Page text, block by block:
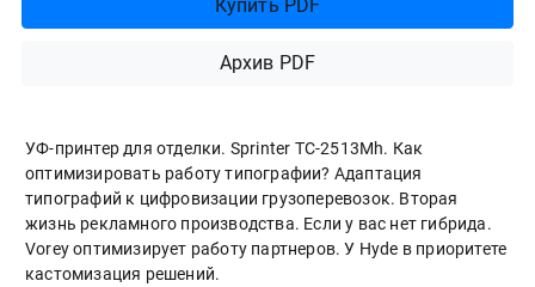
Купить PDF
Архив PDF
УФ-принтер для отделки. Sprinter ТС-2513Mh. Как
оптимизировать работу типографии? Адаптация
типографий к цифровизации грузоперевозок. Вторая
жизнь рекламного производства. Если у вас нет гибрида.
Vorey оптимизирует работу партнеров. У Hyde в приоритете
кастомизация решений.